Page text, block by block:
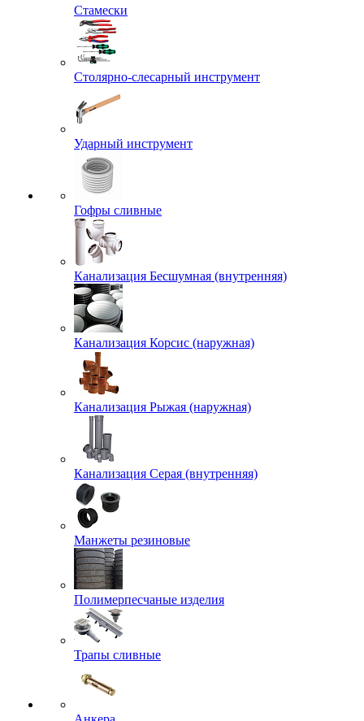
Стамески
Столярно-слесарный инструмент
Ударный инструмент
Гофры сливные
Канализация Бесшумная (внутренняя)
Канализация Корсис (наружная)
Канализация Рыжая (наружная)
Канализация Серая (внутренняя)
Манжеты резиновые
Полимерпесчаные изделия
Трапы сливные